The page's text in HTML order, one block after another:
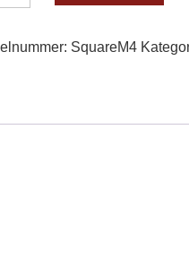
SquareM4